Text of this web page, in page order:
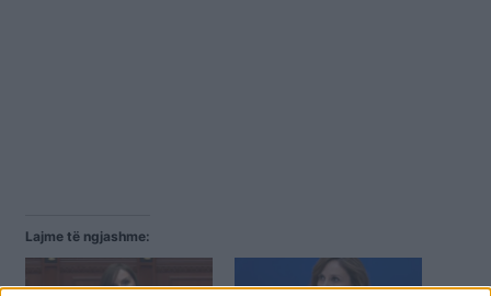
Lajme të ngjashme: